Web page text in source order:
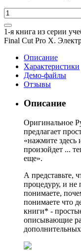
1-я книга из серии
Final Cut Pro X.
Описание
Характеристики
Демо-файлы
Отзывы
Описание
Оригинальное
предлагает
«нажмите здесь
произойдет ...
еще».
А представьте,
процедуру, и не
понимаете,
понимаете что
книги* -
описывающие